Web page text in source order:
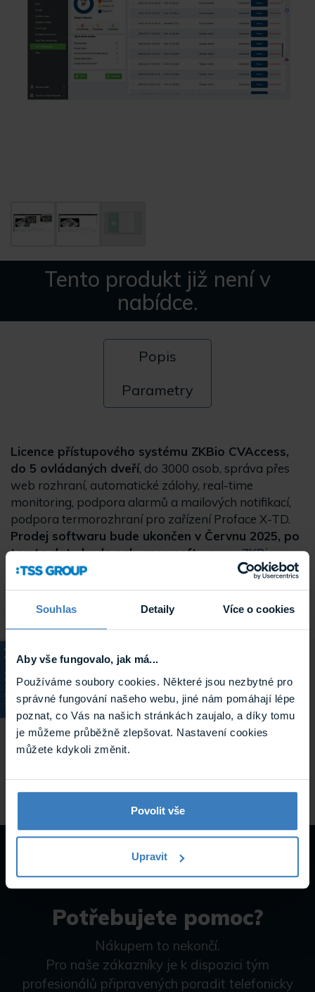
Souhlas Detaily Více o cookies
Aby vše fungovalo, jak má...
Používáme soubory cookies. Některé jsou nezbytné pro
správné fungování našeho webu, jiné nám pomáhají lépe
poznat, co Vás na našich stránkách zaujalo, a díky tomu
je můžeme průběžně zlepšovat. Nastavení cookies
můžete kdykoli změnit.
Povolit vše
Upravit
KATALOG
Tento produkt již není v
nabídce.
Popis
Parametry
Licence přístupového systému ZKBio CVAccess,
do 5 ovládaných dveří, do 3000 osob, správa přes
web rozhraní, automatické zálohy, real-time
monitoring, podpora alarmů a mailových notifikací,
podpora termorozhraní pro zařízení Proface X-TD.
Prodej softwaru bude ukončen v Červnu 2025, po
tomto datu bude nahrazen softwaremZKBio
CVSecurity.
Parametry
Hmotnost
Potřebujete pomoc?
Nákupem to nekončí.
Pro naše zákazníky je k dispozici tým
profesionálů připravených poradit telefonicky